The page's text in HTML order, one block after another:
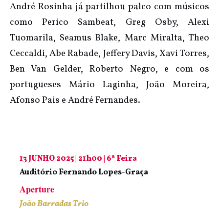
André Rosinha já partilhou palco com músicos
como Perico Sambeat, Greg Osby, Alexi
Tuomarila, Seamus Blake, Marc Miralta, Theo
Ceccaldi, Abe Rabade, Jeffery Davis, Xavi Torres,
Ben Van Gelder, Roberto Negro, e com os
portugueses Mário Laginha, João Moreira,
Afonso Pais e André Fernandes.
13 JUNHO 2025 | 21h00 | 6ª Feira
Auditório Fernando Lopes-Graça
Aperture
João Barradas Trio